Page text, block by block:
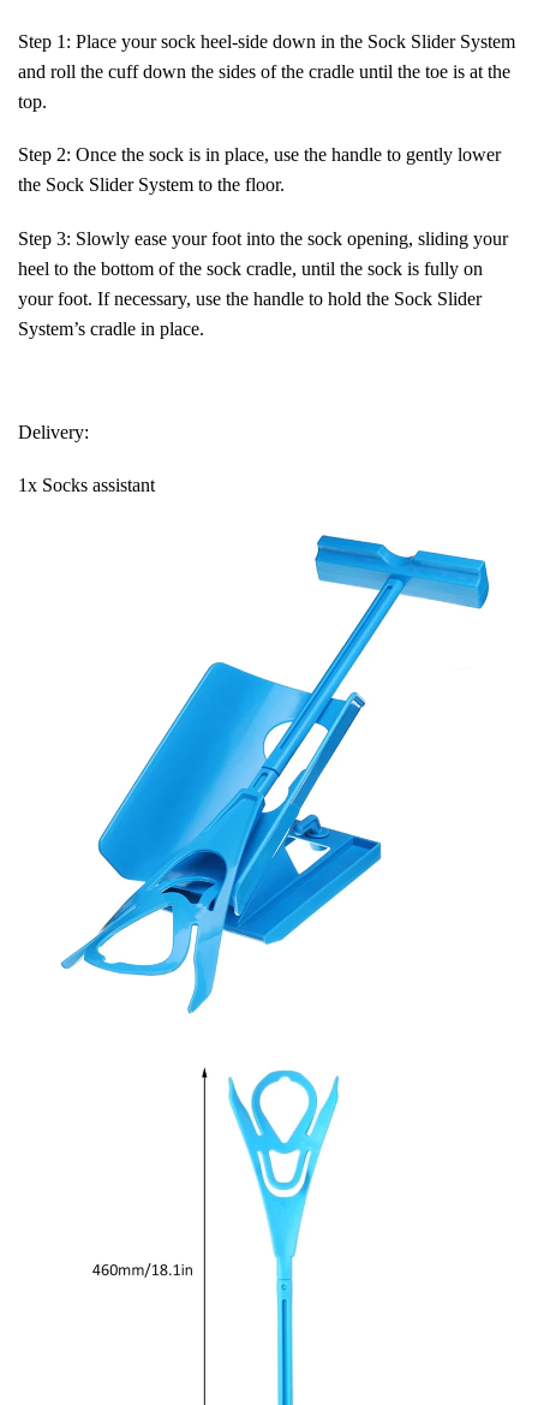
Step 1: Place your sock heel-side down in the Sock Slider System
and roll the cuff down the sides of the cradle until the toe is at the
top.
Step 2: Once the sock is in place, use the handle to gently lower
the Sock Slider System to the floor.
Step 3: Slowly ease your foot into the sock opening, sliding your
heel to the bottom of the sock cradle, until the sock is fully on
your foot. If necessary, use the handle to hold the Sock Slider
System’s cradle in place.
Delivery:
1x Socks assistant